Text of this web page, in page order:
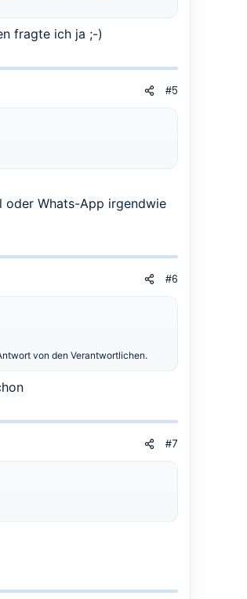
fragte ich ja ;-)
#5
oder Whats-App irgendwie
#6
von den Verantwortlichen.
#7